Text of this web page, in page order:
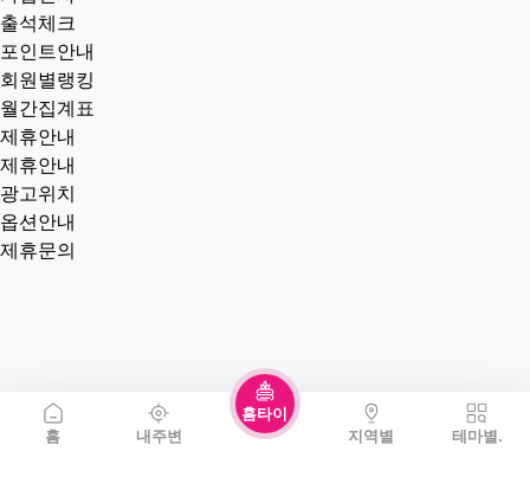
홈 내주변
홈타이
지역별
테마별.
출석체크
포인트안내
회원별랭킹
월간집계표
제휴안내
제휴안내
광고위치
옵션안내
제휴문의